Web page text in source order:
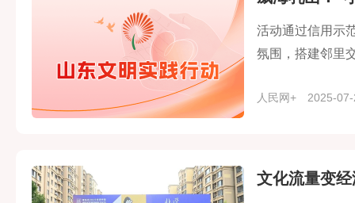
活动通过信用示
氛围，搭建邻里
人民网+ 2025-
文化流量变